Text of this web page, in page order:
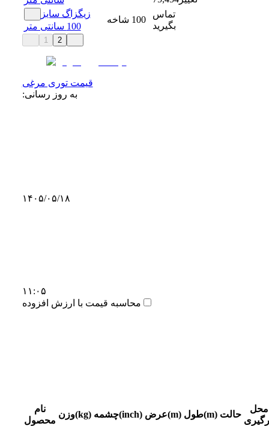
زیگزاگ سایز
100 سانتی متر
شاخه 100
تماس
بگیرید
1 2
قیمت توری مرغی
به روز رسانی:
۱۴۰۵/۰۵/۱۸
۱۱:۰۵
محاسبه قیمت با ارزش افزوده
نام
محصول
وزن(kg) چشمه(inch) عرض(m) طول(m) حالت
محل